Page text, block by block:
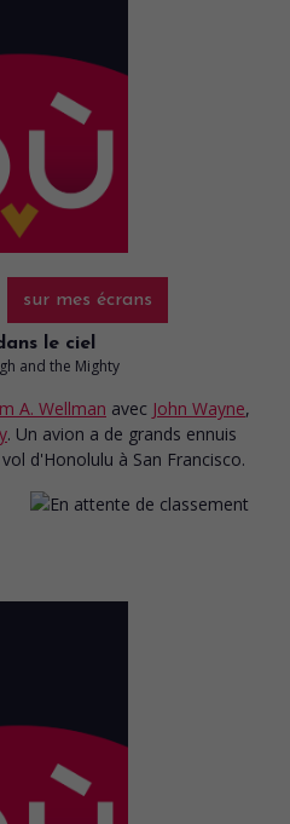
sur mes écrans
le ciel
and the Mighty
A. Wellman avec John Wayne,
. Un avion a de grands ennuis
d'Honolulu à San Francisco.